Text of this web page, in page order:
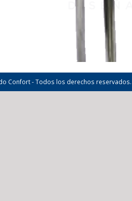
Confort - Todos los derechos reservados.